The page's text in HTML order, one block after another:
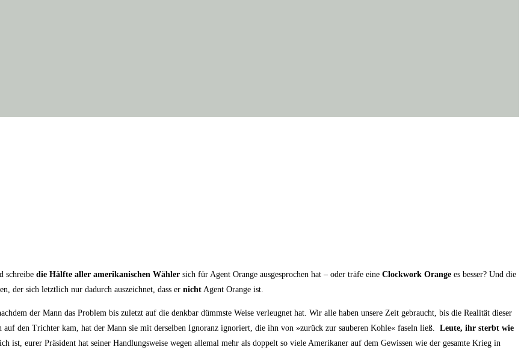
schrei­be die Hälf­te aller ame­ri­ka­ni­schen Wäh­ler sich für Agent Oran­ge aus­ge­spro­chen hat – oder trä­fe eine Clock­work Oran­ge es bes­ser? Und die
der sich letzt­lich nur dadurch aus­zeich­net, dass er nicht Agent Oran­ge ist.
der Mann das Pro­blem bis zuletzt auf die denk­bar dümms­te Wei­se ver­leug­net hat. Wir alle haben unse­re Zeit gebraucht, bis die Rea­li­tät die­ser
den Trich­ter kam, hat der Mann sie mit der­sel­ben Igno­ranz igno­riert, die ihn von »zurück zur sau­be­ren Koh­le« faseln ließ. Leu­te, ihr sterbt wie
ist, eurer Prä­si­dent hat sei­ner Hand­lungs­wei­se wegen alle­mal mehr als dop­pelt so vie­le Ame­ri­ka­ner auf dem Gewis­sen wie der gesam­te Krieg in